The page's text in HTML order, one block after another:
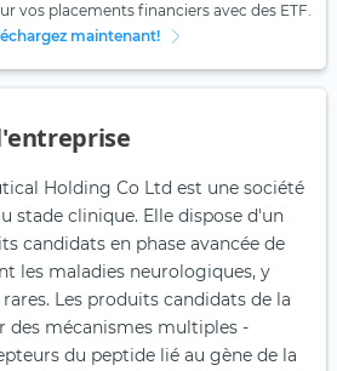
vos placements financiers avec des ETF.
maintenant!
Holding Co Ltd est une société
stade clinique. Elle dispose d'un
candidats en phase avancée de
les maladies neurologiques, y
Les produits candidats de la
des mécanismes multiples -
du peptide lié au gène de la